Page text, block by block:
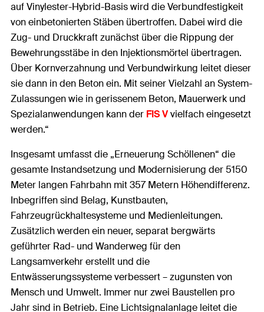
auf Vinylester-Hybrid-Basis wird die Verbundfestigkeit
von einbetonierten Stäben übertroffen. Dabei wird die
Zug- und Druckkraft zunächst über die Rippung der
Bewehrungsstäbe in den Injektionsmörtel übertragen.
Über Kornverzahnung und Verbundwirkung leitet dieser
sie dann in den Beton ein. Mit seiner Vielzahl an System-
Zulassungen wie in gerissenem Beton, Mauerwerk und
Spezialanwendungen kann der FIS Vvielfach eingesetzt
werden.“
Insgesamt umfasst die „Erneuerung Schöllenen“ die
gesamte Instandsetzung und Modernisierung der 5150
Meter langen Fahrbahn mit 357 Metern Höhendifferenz.
Inbegriffen sind Belag, Kunstbauten,
Fahrzeugrückhaltesysteme und Medienleitungen.
Zusätzlich werden ein neuer, separat bergwärts
geführter Rad- und Wanderweg für den
Langsamverkehr erstellt und die
Entwässerungssysteme verbessert – zugunsten von
Mensch und Umwelt. Immer nur zwei Baustellen pro
Jahr sind in Betrieb. Eine Lichtsignalanlage leitet die